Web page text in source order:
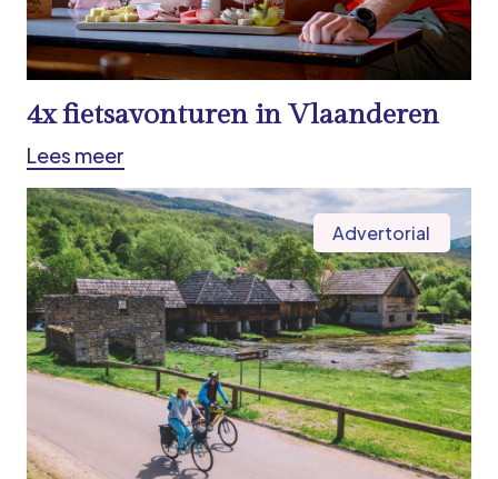
4x fietsavonturen in Vlaanderen
Lees meer
Advertorial